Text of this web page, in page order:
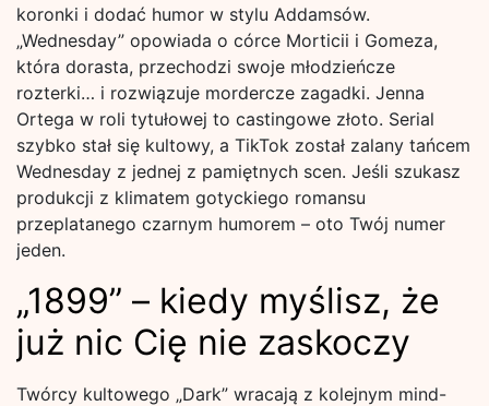
koronki i dodać humor w stylu Addamsów.
„Wednesday” opowiada o córce Morticii i Gomeza,
która dorasta, przechodzi swoje młodzieńcze
rozterki… i rozwiązuje mordercze zagadki. Jenna
Ortega w roli tytułowej to castingowe złoto. Serial
szybko stał się kultowy, a TikTok został zalany tańcem
Wednesday z jednej z pamiętnych scen. Jeśli szukasz
produkcji z klimatem gotyckiego romansu
przeplatanego czarnym humorem – oto Twój numer
jeden.
„1899” – kiedy myślisz, że
już nic Cię nie zaskoczy
Twórcy kultowego „Dark” wracają z kolejnym mind-